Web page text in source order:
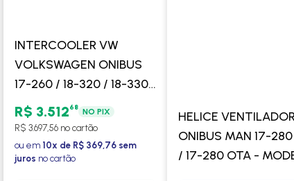
INTERCOOLER VW
VOLKSWAGEN ONIBUS
17-260 / 18-320 / 18-330
- VISCONDE
R$ 3.51268 NO PIX
R$ 3.697,56 no cartão
ou em 10x de R$ 369,76 sem
juros no cartão
HELICE VENTILADOR
ONIBUS MAN 17-
/ 17-280 OTA -